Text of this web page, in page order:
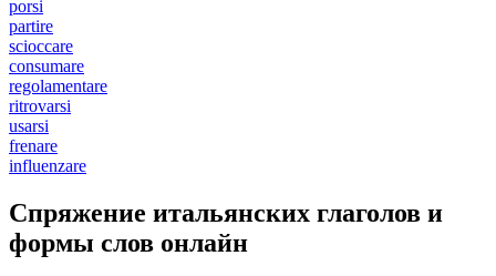
porsi
partire
scioccare
consumare
regolamentare
ritrovarsi
usarsi
frenare
influenzare
Спряжение итальянских глаголов и
формы слов онлайн